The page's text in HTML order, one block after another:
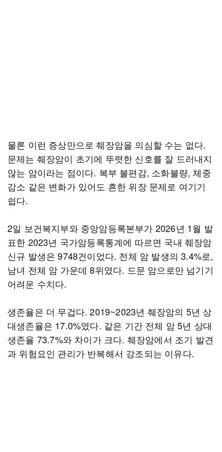
물론 이런 증상만으로 췌장암을 의심할 수는 없다.
문제는 췌장암이 초기에 뚜렷한 신호를 잘 드러내지
않는 암이라는 점이다. 복부 불편감, 소화불량, 체중
감소 같은 변화가 있어도 흔한 위장 문제로 여기기
쉽다.
2일 보건복지부와 중앙암등록본부가 2026년 1월 발
표한 2023년 국가암등록통계에 따르면 국내 췌장암
신규 발생은 9748건이었다. 전체 암 발생의 3.4%로,
남녀 전체 암 가운데 8위였다. 드문 암으로만 넘기기
어려운 수치다.
생존율은 더 무겁다. 2019~2023년 췌장암의 5년 상
대생존율은 17.0%였다. 같은 기간 전체 암 5년 상대
생존율 73.7%와 차이가 크다. 췌장암에서 조기 발견
과 위험요인 관리가 반복해서 강조되는 이유다.